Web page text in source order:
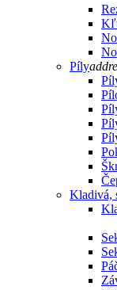
Pílyadd
Kladivá,